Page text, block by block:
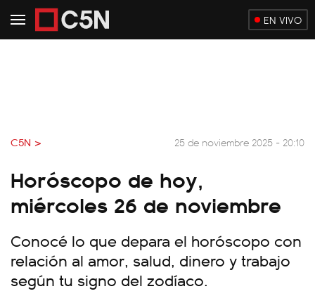
EN VIVO
C5N > 25 de noviembre 2025 - 20:10
Horóscopo de hoy,
miércoles 26 de noviembre
Conocé lo que depara el horóscopo con
relación al amor, salud, dinero y trabajo
según tu signo del zodíaco.